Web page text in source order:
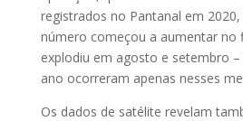
registrados no Pantanal em
número começou a aumentar no
explodiu em agosto e setembro
ano ocorreram apenas nesses
Os dados de satélite revelam